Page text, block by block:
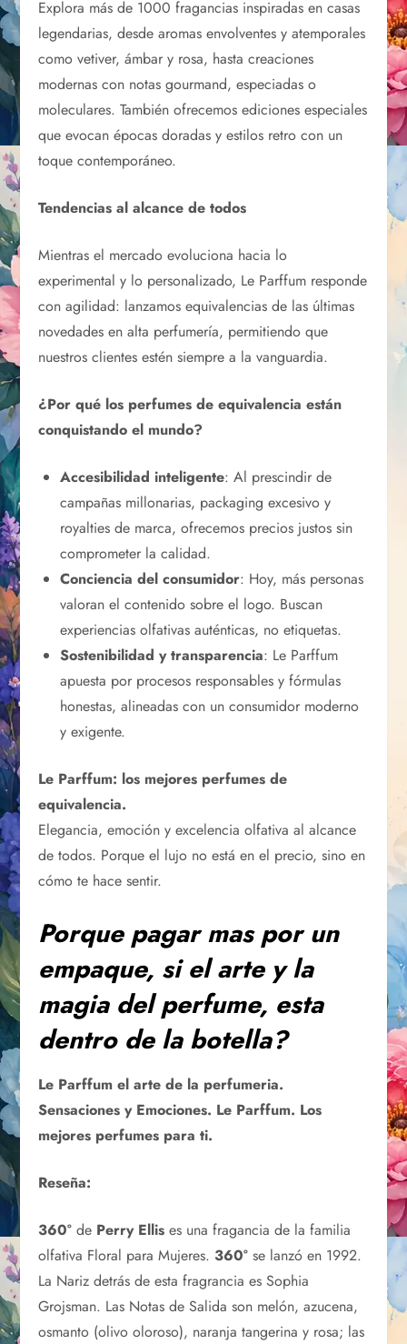
Explora más de 1000 fragancias inspiradas en casas
legendarias, desde aromas envolventes y atemporales
como vetiver, ámbar y rosa, hasta creaciones
modernas con notas gourmand, especiadas o
moleculares. También ofrecemos ediciones especiales
que evocan épocas doradas y estilos retro con un
toque contemporáneo.
Tendencias al alcance de todos
Mientras el mercado evoluciona hacia lo
experimental y lo personalizado, Le Parffum responde
con agilidad: lanzamos equivalencias de las últimas
novedades en alta perfumería, permitiendo que
nuestros clientes estén siempre a la vanguardia.
¿Por qué los perfumes de equivalencia están
conquistando el mundo?
Accesibilidad inteligente: Al prescindir de
campañas millonarias, packaging excesivo y
royalties de marca, ofrecemos precios justos sin
comprometer la calidad.
Conciencia del consumidor: Hoy, más personas
valoran el contenido sobre el logo. Buscan
experiencias olfativas auténticas, no etiquetas.
Sostenibilidad y transparencia: Le Parffum
apuesta por procesos responsables y fórmulas
honestas, alineadas con un consumidor moderno
y exigente.
Le Parffum: los mejores perfumes de
equivalencia.
Elegancia, emoción y excelencia olfativa al alcance
de todos. Porque el lujo no está en el precio, sino en
cómo te hace sentir.
Porque pagar mas por un
empaque, si el arte y la
magia del perfume, esta
dentro de la botella?
Le Parffum el arte de la perfumeria.
Sensaciones y Emociones. Le Parffum. Los
mejores perfumes para ti.
Reseña:
360° de Perry Ellis es una fragancia de la familia
olfativa Floral para Mujeres. 360° se lanzó en 1992.
La Nariz detrás de esta fragrancia es Sophia
Grojsman. Las Notas de Salida son melón, azucena,
osmanto (olivo oloroso), naranja tangerina y rosa; las